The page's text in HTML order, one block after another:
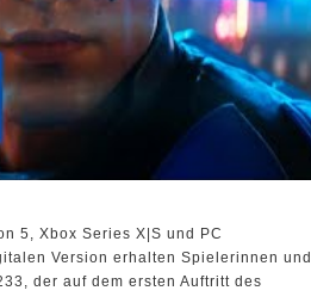
5, Xbox Series X|S und PC
Version erhalten Spielerinnen und
der auf dem ersten Auftritt des